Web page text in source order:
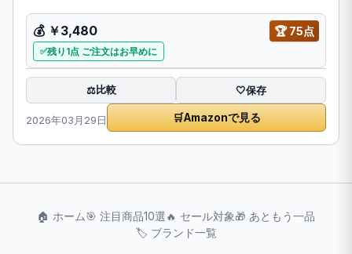
💰 ￥3,480 🏆75点
残り1点 ご注文はお早めに
⚖️比較 🤍保存
2026年03月29日 🛒Amazonで見る
🏠 ホーム🎯 注目商品10選🔥 セール対象🎁 あともう一品
🏷️ ブランド一覧